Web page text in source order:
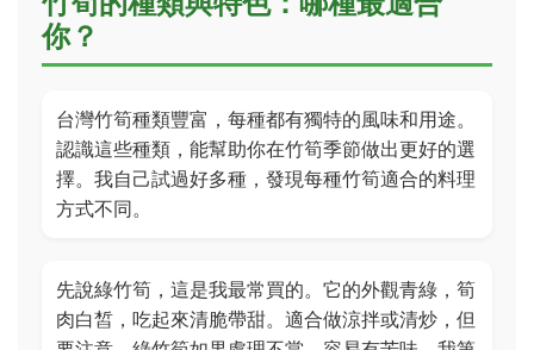
你？
台灣竹筍種類豐富，每種都有獨特的風味和用途。
認識這些種類，能幫助你在竹筍季節做出更好的選
擇。我自己試過好多種，發現每種竹筍適合的料理
方式不同。
先說綠竹筍，這是我最常買的。它的外觀青綠，筍
肉白皙，吃起來清脆帶甜。適合做涼拌或清炒，但